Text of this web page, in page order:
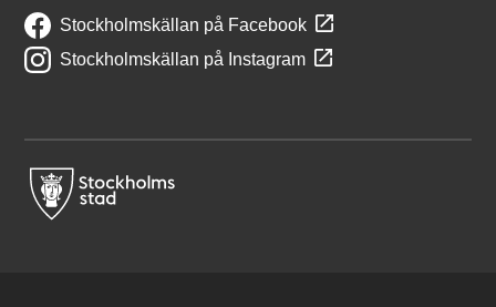
Stockholmskällan på Facebook
Stockholmskällan på Instagram